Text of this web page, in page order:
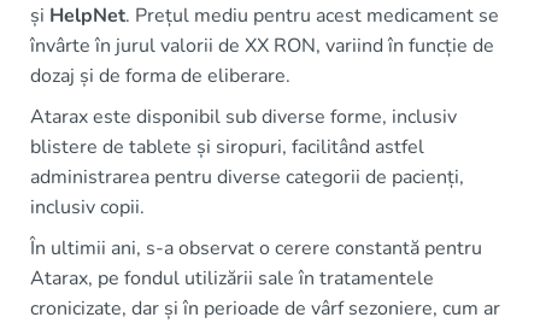
și HelpNet. Prețul mediu pentru acest medicament se
învârte în jurul valorii de XX RON, variind în funcție de
dozaj și de forma de eliberare.
Atarax este disponibil sub diverse forme, inclusiv
blistere de tablete și siropuri, facilitând astfel
administrarea pentru diverse categorii de pacienți,
inclusiv copii.
În ultimii ani, s-a observat o cerere constantă pentru
Atarax, pe fondul utilizării sale în tratamentele
cronicizate, dar și în perioade de vârf sezoniere, cum ar